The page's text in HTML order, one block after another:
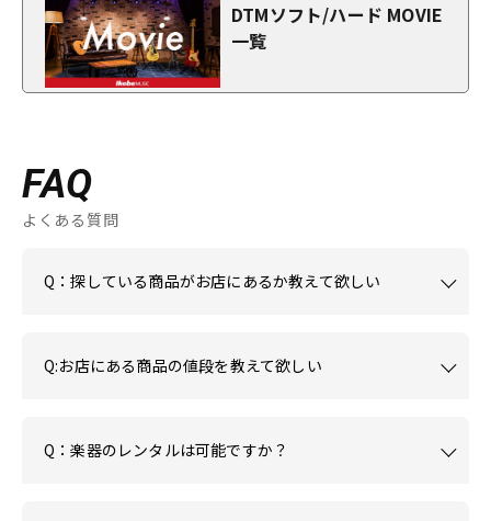
DTMソフト/ハード MOVIE
一覧
FAQ
よくある質問
Q：探している商品がお店にあるか教えて欲しい
Q:お店にある商品の値段を教えて欲しい
Q：楽器のレンタルは可能ですか？